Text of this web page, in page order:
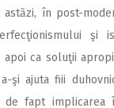
în post-
şi
ca soluţii
şi ajuta fiii
de fapt